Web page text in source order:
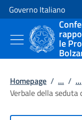
Vai al contenuto
Vai alla navigazione del
Governo Italiano
le
Homepage / ... / ...
Verbale della